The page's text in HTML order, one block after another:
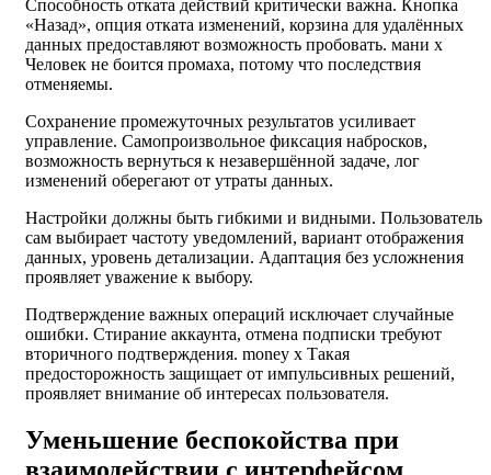
Способность отката действий критически важна. Кнопка
«Назад», опция отката изменений, корзина для удалённых
данных предоставляют возможность пробовать. мани х
Человек не боится промаха, потому что последствия
отменяемы.
Сохранение промежуточных результатов усиливает
управление. Самопроизвольное фиксация набросков,
возможность вернуться к незавершённой задаче, лог
изменений оберегают от утраты данных.
Настройки должны быть гибкими и видными. Пользователь
сам выбирает частоту уведомлений, вариант отображения
данных, уровень детализации. Адаптация без усложнения
проявляет уважение к выбору.
Подтверждение важных операций исключает случайные
ошибки. Стирание аккаунта, отмена подписки требуют
вторичного подтверждения. money x Такая
предосторожность защищает от импульсивных решений,
проявляет внимание об интересах пользователя.
Уменьшение беспокойства при
взаимодействии с интерфейсом